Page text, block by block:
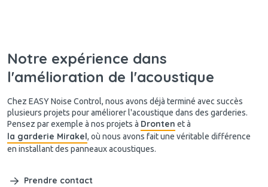
Notre expérience dans
l'amélioration de l'acoustique
Chez EASY Noise Control, nous avons déjà terminé avec succès
plusieurs projets pour améliorer l'acoustique dans des garderies.
Pensez par exemple à nos projets à Dronten et à
la garderie Mirakel, où nous avons fait une véritable différence
en installant des panneaux acoustiques.
Prendre contact